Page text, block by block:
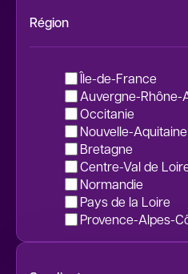
Région
Île-de-France
Auvergne-Rhône-
Occitanie
Nouvelle-Aquitaine
Bretagne
Centre-Val de
Normandie
Pays de la Loire
Provence-Alpes-